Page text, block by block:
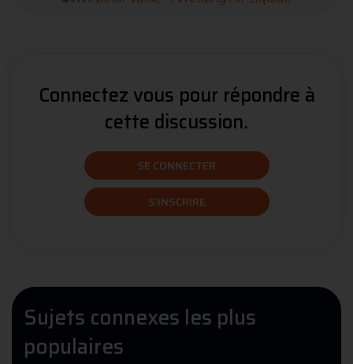
Connectez vous pour répondre à
cette discussion.
SE CONNECTER
S'INSCRIRE
Sujets connexes les plus
populaires